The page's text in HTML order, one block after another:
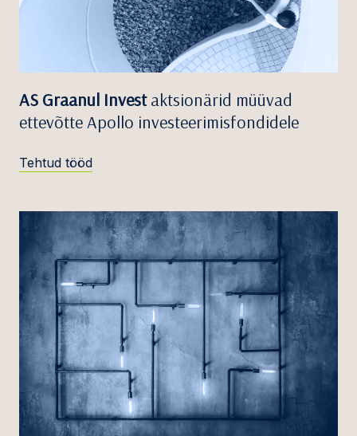
AS Graanul Investaktsionärid müüvad
ettevõtte Apollo investeerimisfondidele
Tehtud tööd